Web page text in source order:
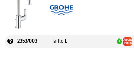
23537003 Taille L